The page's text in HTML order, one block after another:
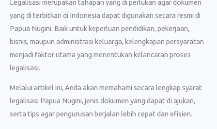
Legalisasi merupakan tahapan yang di perlukan agar dokumen
yang di terbitkan di Indonesia dapat digunakan secara resmi di
Papua Nugini. Baik untuk keperluan pendidikan, pekerjaan,
bisnis, maupun administrasi keluarga, kelengkapan persyaratan
menjadi faktor utama yang menentukan kelancaran proses
legalisasi.
Melalui artikel ini, Anda akan memahami secara lengkap syarat
legalisasi Papua Nugini, jenis dokumen yang dapat di ajukan,
serta tips agar pengurusan berjalan lebih cepat dan efisien.